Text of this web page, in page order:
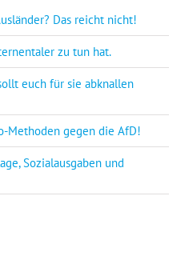
Das reicht nicht!
zu tun hat.
euch für sie abknallen
Methoden gegen die AfD!
Sozialausgaben und